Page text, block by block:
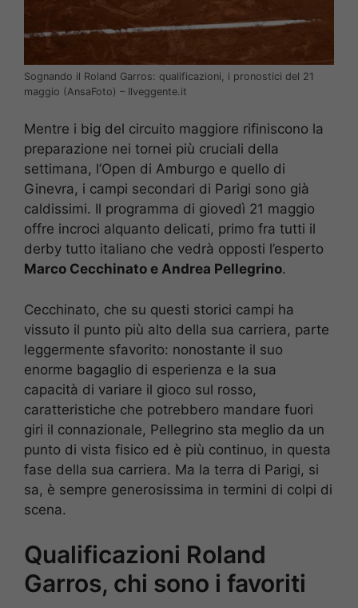
Sognando il Roland Garros: qualificazioni, i pronostici del 21
maggio (AnsaFoto) – Ilveggente.it
Mentre i big del circuito maggiore rifiniscono la
preparazione nei tornei più cruciali della
settimana, l’Open di Amburgo e quello di
Ginevra, i campi secondari di Parigi sono già
caldissimi. Il programma di giovedì 21 maggio
offre incroci alquanto delicati, primo fra tutti il
derby tutto italiano che vedrà opposti l’esperto
Marco Cecchinato e Andrea Pellegrino.
Cecchinato, che su questi storici campi ha
vissuto il punto più alto della sua carriera, parte
leggermente sfavorito: nonostante il suo
enorme bagaglio di esperienza e la sua
capacità di variare il gioco sul rosso,
caratteristiche che potrebbero mandare fuori
giri il connazionale, Pellegrino sta meglio da un
punto di vista fisico ed è più continuo, in questa
fase della sua carriera. Ma la terra di Parigi, si
sa, è sempre generosissima in termini di colpi di
scena.
Qualificazioni Roland
Garros, chi sono i favoriti